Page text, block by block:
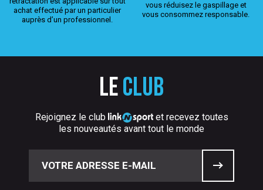
achat effectué par un particulier
auprès d’un professionnel.
vous réduisez le gaspillage et
vous consommez responsable.
Le club
Rejoignez le club
et recevez toutes
les nouveautés avant tout le monde